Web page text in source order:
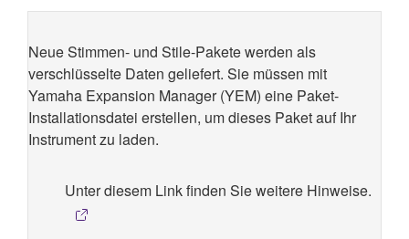
Neue Stimmen- und Stile-Pakete werden als
verschlüsselte Daten geliefert. Sie müssen mit
Yamaha Expansion Manager (YEM) eine Paket-
Installationsdatei erstellen, um dieses Paket auf Ihr
Instrument zu laden.
Unter diesem Link finden Sie weitere Hinweise.